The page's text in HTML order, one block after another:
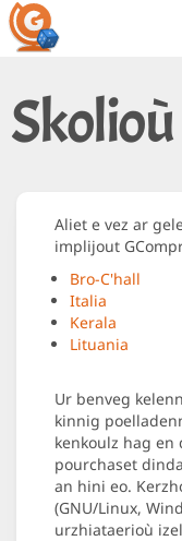
Skolioù
Aliet e vez ar
implijout
Bro-C'hall
Italia
Kerala
Lituania
Ur benveg
kinnig
kenkoulz hag en
pourchaset
an hini eo.
(GNU/Linux,
urzhiataerioù